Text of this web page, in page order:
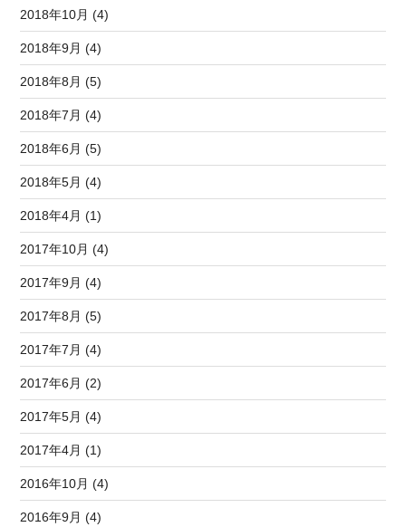
2018年10月 (4)
2018年9月 (4)
2018年8月 (5)
2018年7月 (4)
2018年6月 (5)
2018年5月 (4)
2018年4月 (1)
2017年10月 (4)
2017年9月 (4)
2017年8月 (5)
2017年7月 (4)
2017年6月 (2)
2017年5月 (4)
2017年4月 (1)
2016年10月 (4)
2016年9月 (4)